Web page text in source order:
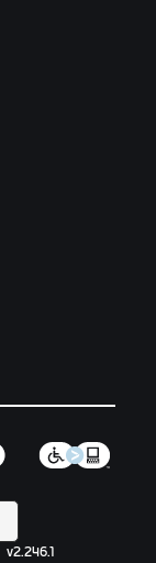
v2.246.1